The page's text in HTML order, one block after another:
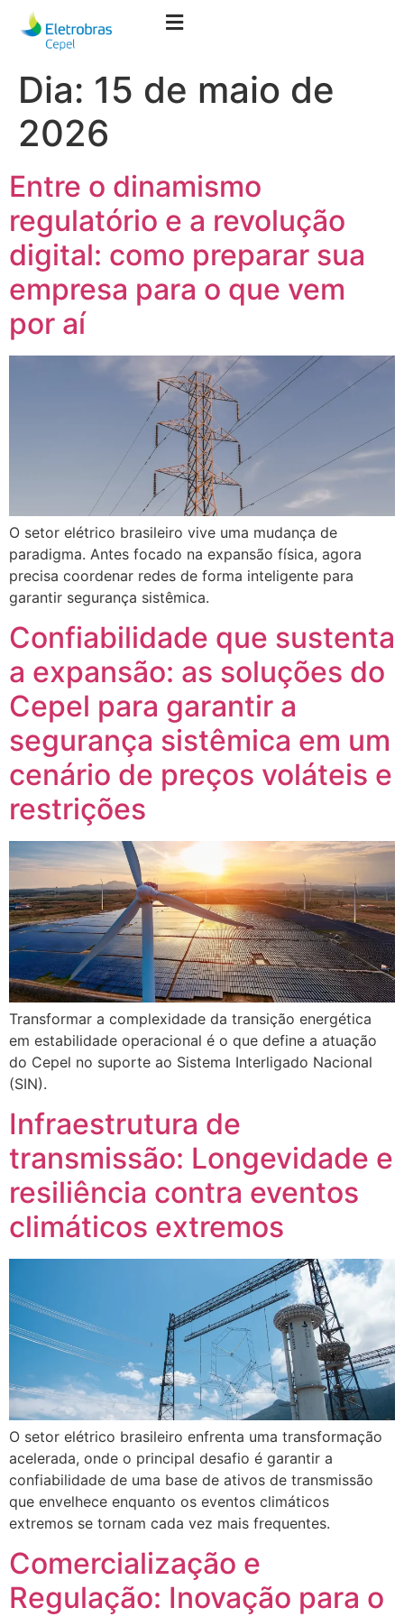
Dia: 15 de maio de
2026
Entre o dinamismo
regulatório e a revolução
digital: como preparar sua
empresa para o que vem
por aí
O setor elétrico brasileiro vive uma mudança de
paradigma. Antes focado na expansão física, agora
precisa coordenar redes de forma inteligente para
garantir segurança sistêmica.
Confiabilidade que sustenta
a expansão: as soluções do
Cepel para garantir a
segurança sistêmica em um
cenário de preços voláteis e
restrições
Transformar a complexidade da transição energética
em estabilidade operacional é o que define a atuação
do Cepel no suporte ao Sistema Interligado Nacional
(SIN).
Infraestrutura de
transmissão: Longevidade e
resiliência contra eventos
climáticos extremos
O setor elétrico brasileiro enfrenta uma transformação
acelerada, onde o principal desafio é garantir a
confiabilidade de uma base de ativos de transmissão
que envelhece enquanto os eventos climáticos
extremos se tornam cada vez mais frequentes.
Comercialização e
Regulação: Inovação para o